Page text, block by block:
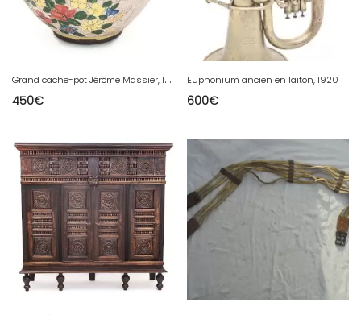
G
rand cache-pot Jérôme Massier, 1900
450€
Euphonium ancien en laiton, 1920
600€